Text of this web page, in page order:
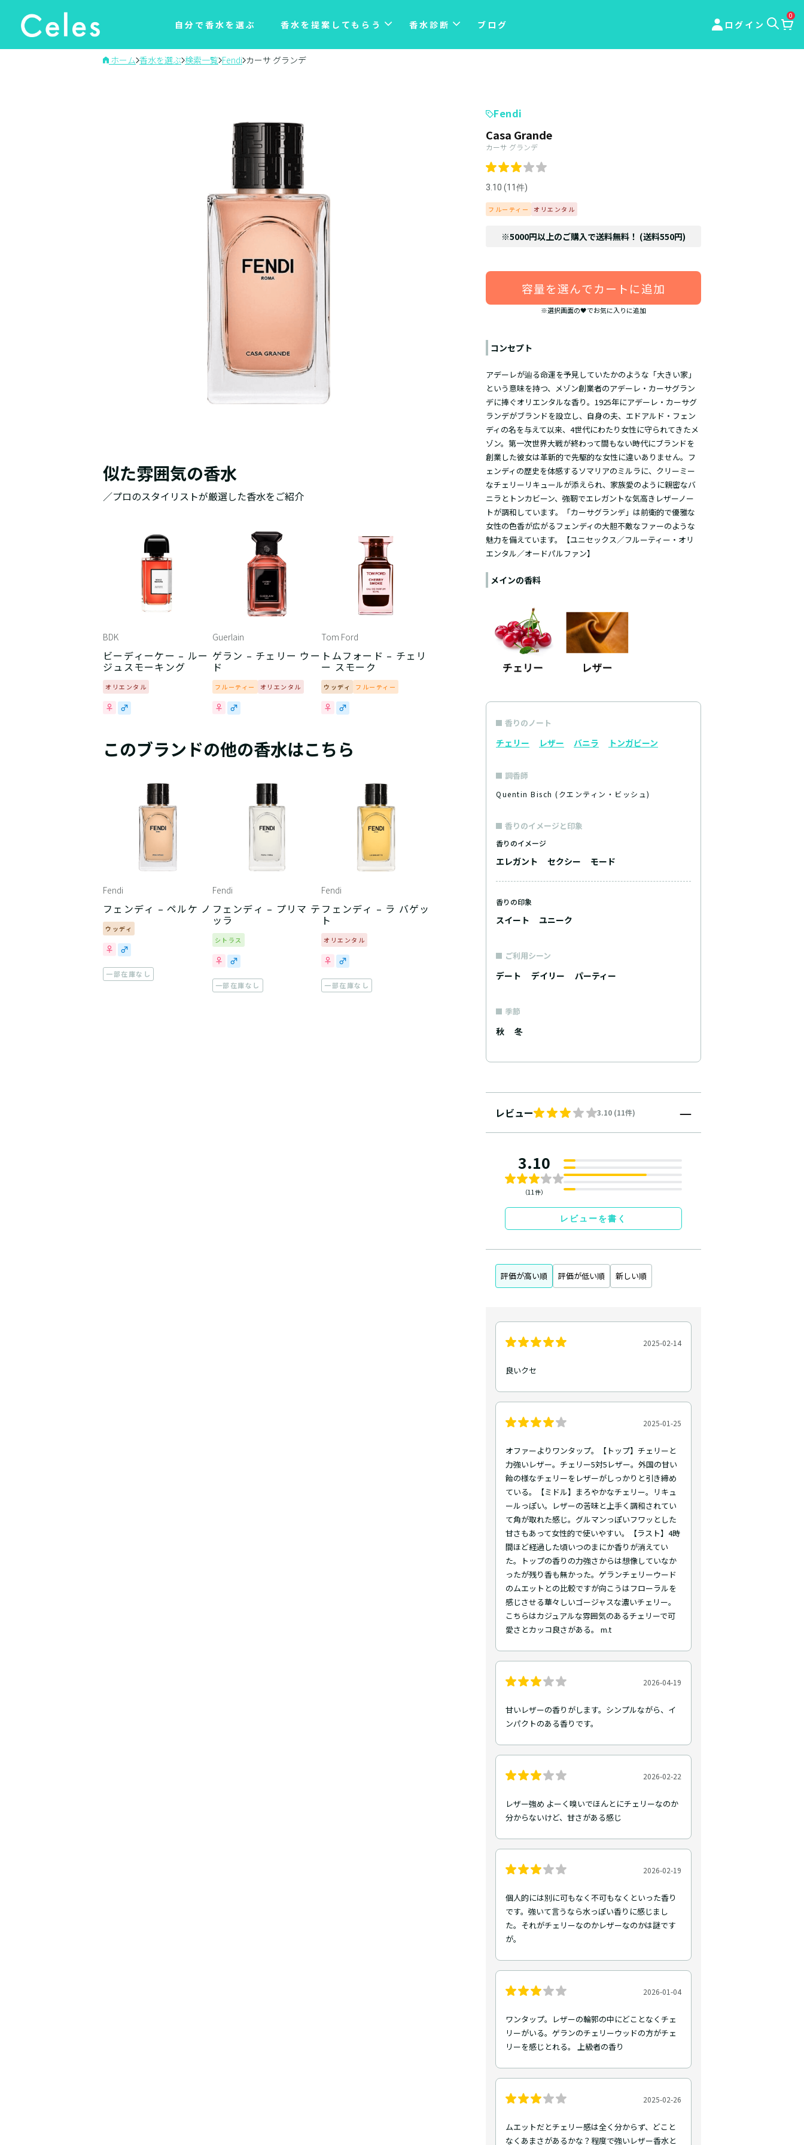
自分で香水を選ぶ 香水を提案してもらう 香水診断 ブログ ログイン
0
ホーム 香水を選ぶ 検索一覧 Fendi カーサ グランデ
Fendi
Casa Grande
カーサ グランデ
3.10 (11件)
フルーティー オリエンタル
※5000円以上のご購入で送料無料！ (送料550円)
容量を選んでカートに追加
※選択画面の🖤でお気に入りに追加
コンセプト
アデーレが辿る命運を予見していたかのような「大きい家」
という意味を持つ、メゾン創業者のアデーレ・カーサグラン
デに捧ぐオリエンタルな香り。1925年にアデーレ・カーサグ
ランデがブランドを設立し、自身の夫、エドアルド・フェン
ディの名を与えて以来、4世代にわたり女性に守られてきたメ
ゾン。第一次世界大戦が終わって間もない時代にブランドを
創業した彼女は革新的で先駆的な女性に違いありません。フ
ェンディの歴史を体感するソマリアのミルラに、クリーミー
なチェリーリキュールが添えられ、家族愛のように親密なバ
ニラとトンカビーン、強靭でエレガントな気高きレザーノー
トが調和しています。「カーサグランデ」は前衛的で優雅な
女性の色香が広がるフェンディの大胆不敵なファーのような
魅力を備えています。【ユニセックス／フルーティー・オリ
エンタル／オードパルファン】
メインの香料
香りのノート
チェリー レザー バニラ トンガビーン
調香師
Quentin Bisch (クエンティン・ビッシュ)
香りのイメージと印象
香りのイメージ
エレガント セクシー モード
香りの印象
スイート ユニーク
ご利用シーン
デート デイリー パーティー
季節
秋 冬
レビュー 3.10 (11件)
3.10
（11件）
レビューを書く
評価が高い順 評価が低い順 新しい順
2025-02-14
良いクセ
2025-01-25
オファーよりワンタップ。【トップ】チェリーと
力強いレザー。チェリー5対5レザー。外国の甘い
飴の様なチェリーをレザーがしっかりと引き締め
ている。【ミドル】まろやかなチェリー。リキュ
ールっぽい。レザーの苦味と上手く調和されてい
て角が取れた感じ。グルマンっぽいフワッとした
甘さもあって女性的で使いやすい。【ラスト】4時
間ほど経過した頃いつのまにか香りが消えてい
た。トップの香りの力強さからは想像していなか
ったが残り香も無かった。ゲランチェリーウード
のムエットとの比較ですが向こうはフローラルを
感じさせる華々しいゴージャスな濃いチェリー。
こちらはカジュアルな雰囲気のあるチェリーで可
愛さとカッコ良さがある。 m.t
2026-04-19
甘いレザーの香りがします。シンプルながら、イ
ンパクトのある香りです。
2026-02-22
レザー強め よーく嗅いでほんとにチェリーなのか
分からないけど、甘さがある感じ
2026-02-19
個人的には別に可もなく不可もなくといった香り
です。強いて言うなら水っぽい香りに感じまし
た。それがチェリーなのかレザーなのかは謎です
が。
2026-01-04
ワンタップ。レザーの輪郭の中にどことなくチェ
リーがいる。ゲランのチェリーウッドの方がチェ
リーを感じとれる。 上級者の香り
2025-02-26
ムエットだとチェリー感は全く分からず、どこと
なくあまさがあるかな？程度で強いレザー香水と
似た雰囲気の香水
／プロのスタイリストが厳選した香水をご紹介
BDK
ビーディーケー – ルー
ジュスモーキング
オリエンタル
Guerlain
ゲラン – チェリー ウー
ド
フルーティー オリエンタル
Tom Ford
トムフォード – チェリ
ー スモーク
ウッディ フルーティー
このブランドの他の香水はこちら
Fendi
フェンディ – ペルケ ノ
ウッディ
一部在庫なし
Fendi
フェンディ – プリマ テ
ッラ
シトラス
一部在庫なし
Fendi
フェンディ – ラ バゲッ
ト
オリエンタル
一部在庫なし